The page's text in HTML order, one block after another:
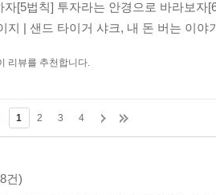
자[5법칙] 투자라는 안경으로 바라보
지 | 샌드 타이거 샤크, 내 돈 버는 이
리뷰를 추천합니다.
1 2 3 4
건)